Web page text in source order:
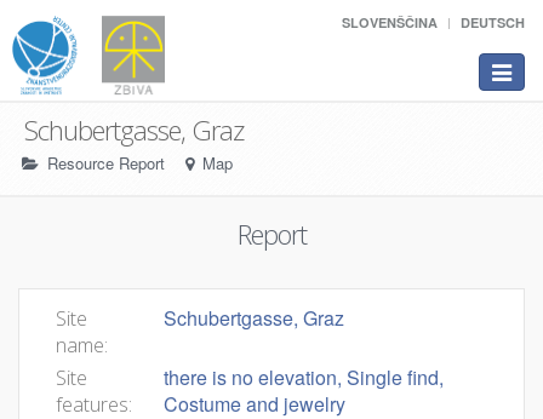
SLOVENŠČINA DEUTSCH
Toggle
Schubertgasse, Graz
Resource Report Map
Report
Site
name:
Schubertgasse, Graz
Site
features:
there is no elevation, Single find,
Costume and jewelry